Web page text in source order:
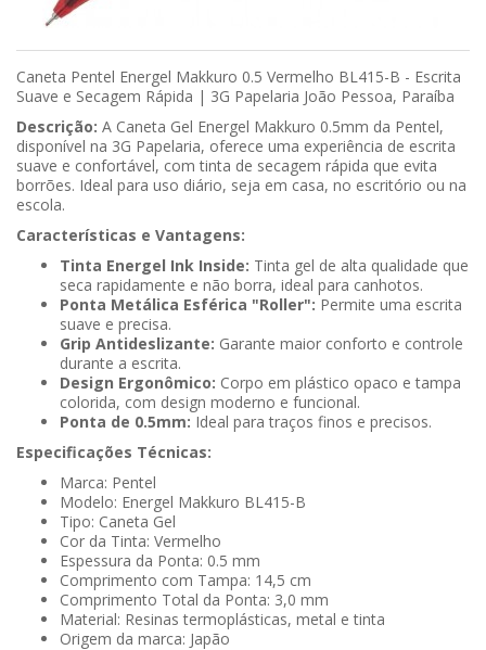
Caneta Pentel Energel Makkuro 0.5 Vermelho BL415-B - Escrita
Suave e Secagem Rápida | 3G Papelaria João Pessoa, Paraíba
Descrição: A Caneta Gel Energel Makkuro 0.5mm da Pentel,
disponível na 3G Papelaria, oferece uma experiência de escrita
suave e confortável, com tinta de secagem rápida que evita
borrões. Ideal para uso diário, seja em casa, no escritório ou na
escola.
Características e Vantagens:
Tinta Energel Ink Inside: Tinta gel de alta qualidade que
seca rapidamente e não borra, ideal para canhotos.
Ponta Metálica Esférica "Roller": Permite uma escrita
suave e precisa.
Grip Antideslizante: Garante maior conforto e controle
durante a escrita.
Design Ergonômico: Corpo em plástico opaco e tampa
colorida, com design moderno e funcional.
Ponta de 0.5mm: Ideal para traços finos e precisos.
Especificações Técnicas:
Marca: Pentel
Modelo: Energel Makkuro BL415-B
Tipo: Caneta Gel
Cor da Tinta: Vermelho
Espessura da Ponta: 0.5 mm
Comprimento com Tampa: 14,5 cm
Comprimento Total da Ponta: 3,0 mm
Material: Resinas termoplásticas, metal e tinta
Origem da marca: Japão